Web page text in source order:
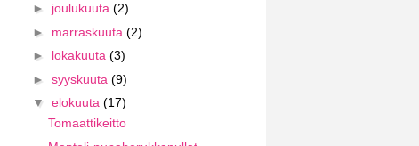
► joulukuuta (2)
► marraskuuta (2)
► lokakuuta (3)
► syyskuuta (9)
▼ elokuuta (17)
Tomaattikeitto